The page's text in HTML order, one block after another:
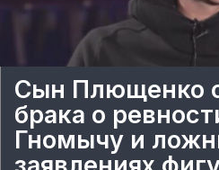
Сын Плющенко
брака о
Гномычу и